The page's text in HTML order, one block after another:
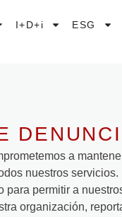
I+D+i ESG
a
nuestros
para permitir a
organización,